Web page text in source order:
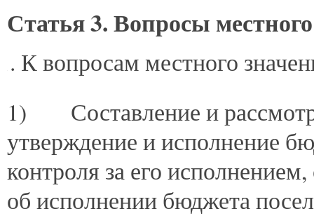
Статья 3. Вопросы
К вопросам местного
1) Составление и
утверждение и исполнение
контроля за его
об исполнении бюджета